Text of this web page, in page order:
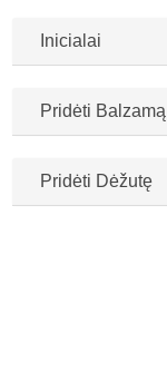
Inicialai
Pridėti Balzamą
Pridėti Dėžutę